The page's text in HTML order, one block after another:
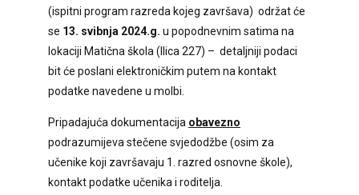
(ispitni program razreda kojeg završava) održat će
se 13. svibnja 2024.g. u popodnevnim satima na
lokaciji Matična škola (Ilica 227) – detaljniji podaci
bit će poslani elektroničkim putem na kontakt
podatke navedene u molbi.
Pripadajuća dokumentacija obavezno
podrazumijeva stečene svjedodžbe (osim za
učenike koji završavaju 1. razred osnovne škole),
kontakt podatke učenika i roditelja.